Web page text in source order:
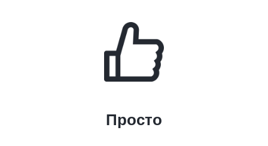
Просто